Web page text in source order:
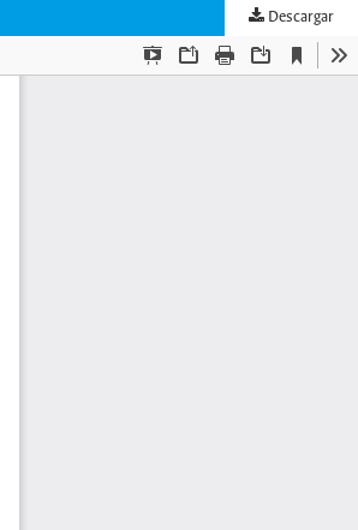
Descargar